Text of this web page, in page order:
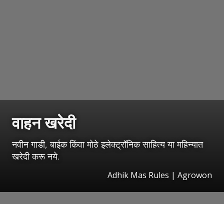
वाहन खरेदी
नवीन गाडी, बाईक किंवा मोठे इलेक्ट्रॉनिक साहित्य या महिन्यात
खरेदी करू नये.
Adhik Mas Rules | Agrowon